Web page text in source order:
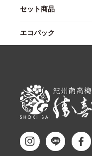
セット商品
エコパック